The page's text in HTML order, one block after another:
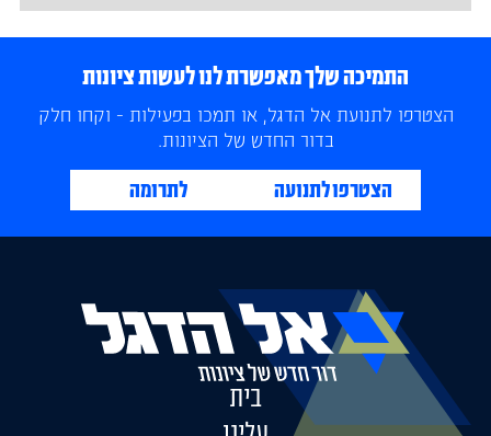
התמיכה שלך מאפשרת לנו לעשות ציונות
הצטרפו לתנועת אל הדגל, או תמכו בפעילות - וקחו חלק
בדור החדש של הציונות.
הצטרפו לתנועה לתרומה
בית